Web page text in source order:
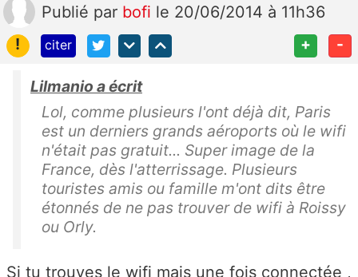
Publié par bofi le 20/06/2014 à 11h36
!
citer + -
Lilmanio a écrit
Lol, comme plusieurs l'ont déjà dit, Paris
est un derniers grands aéroports où le wifi
n'était pas gratuit... Super image de la
France, dès l'atterrissage. Plusieurs
touristes amis ou famille m'ont dits être
étonnés de ne pas trouver de wifi à Roissy
ou Orly.
Si tu trouves le wifi mais une fois connectée ,